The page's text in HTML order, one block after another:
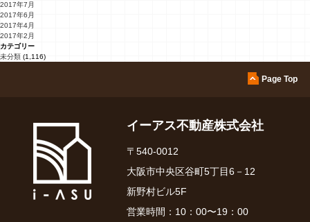
2017年7月
2017年6月
2017年4月
2017年2月
カテゴリー
未分類 (1,116)
Page Top
イーアス不動産株式会社
〒540-0012
大阪市中央区谷町5丁目6－12
新野村ビル5F
営業時間：10：00〜19：00